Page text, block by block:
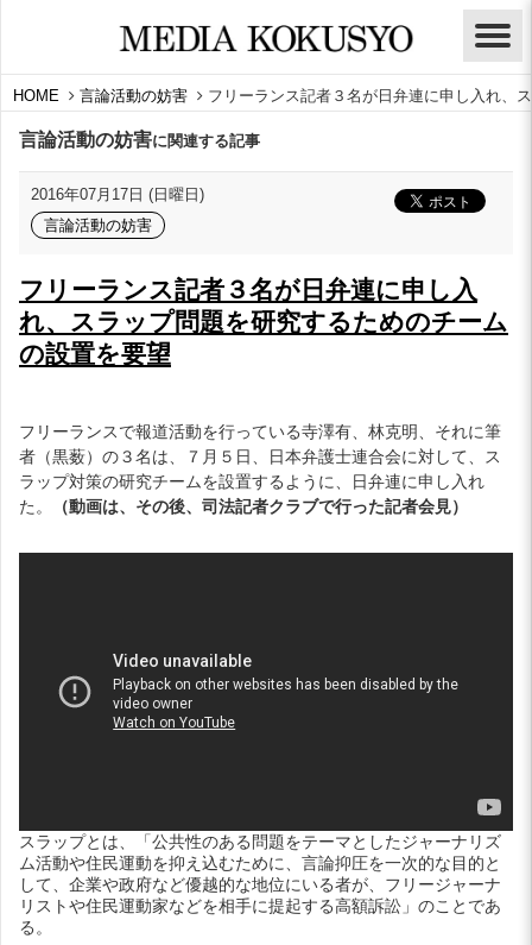
HOME 言論活動の妨害 フリーランス記者３名が日弁連に申し入れ、
言論活動の妨害に関連する記事
2016年07月17日 (日曜日)
言論活動の妨害
フリーランス記者３名が日弁連に申し入
れ、スラップ問題を研究するためのチーム
の設置を要望
フリーランスで報道活動を行っている寺澤有、林克明、それに筆
者（黒薮）の３名は、７月５日、日本弁護士連合会に対して、ス
ラップ対策の研究チームを設置するように、日弁連に申し入れ
た。
（動画は、その後、司法記者クラブで行った記者会見）
スラップとは、「公共性のある問題をテーマとしたジャーナリズ
ム活動や住民運動を抑え込むために、言論抑圧を一次的な目的と
して、企業や政府など優越的な地位にいる者が、フリージャーナ
リストや住民運動家などを相手に提起する高額訴訟」のことであ
る。